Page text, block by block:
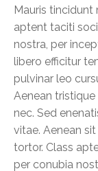
Mauris tincidunt
aptent taciti
nostra, per
libero efficitur
pulvinar leo
Aenean
nec. Sed
vitae. Aenean
tortor. Class
per conubia